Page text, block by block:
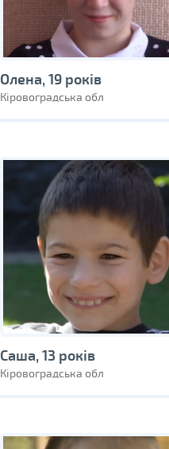
Олена, 19 років
Кіровоградська обл
Саша, 13 років
Кіровоградська обл